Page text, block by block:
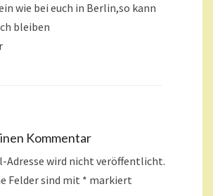
wie bei euch in Berlin,so kann
bleiben
Kommentar
Adresse wird nicht veröffentlicht.
Felder sind mit * markiert